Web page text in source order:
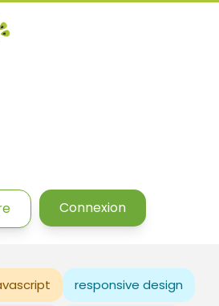
Connexion
responsive design